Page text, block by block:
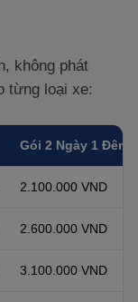
không phát
từng loại xe:
Gói 2 Ngày 1 Đêm
2.100.000 VND
2.600.000 VND
3.100.000 VND